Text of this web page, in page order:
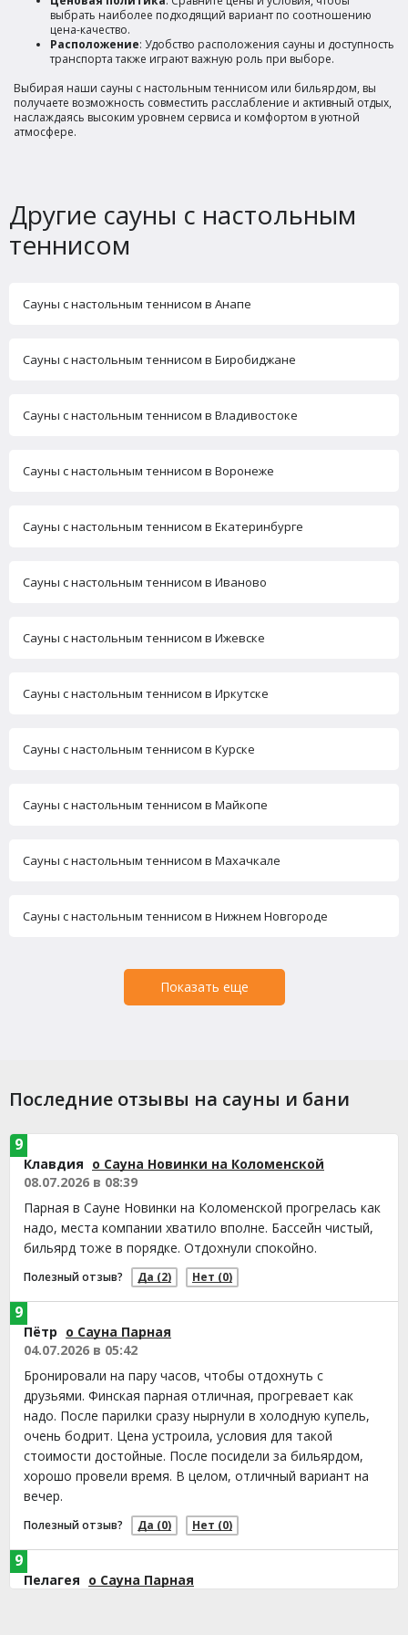
выбрать наиболее подходящий вариант по соотношению
цена-качество.
Расположение: Удобство расположения сауны и доступность
транспорта также играют важную роль при выборе.
Выбирая наши сауны с настольным теннисом или бильярдом, вы
получаете возможность совместить расслабление и активный отдых,
наслаждаясь высоким уровнем сервиса и комфортом в уютной
атмосфере.
Другие сауны с настольным
теннисом
Сауны с настольным теннисом в Анапе
Сауны с настольным теннисом в Биробиджане
Сауны с настольным теннисом в Владивостоке
Сауны с настольным теннисом в Воронеже
Сауны с настольным теннисом в Екатеринбурге
Сауны с настольным теннисом в Иваново
Сауны с настольным теннисом в Ижевске
Сауны с настольным теннисом в Иркутске
Сауны с настольным теннисом в Курске
Сауны с настольным теннисом в Майкопе
Сауны с настольным теннисом в Махачкале
Сауны с настольным теннисом в Нижнем Новгороде
Показать еще
Последние отзывы на сауны и бани
Клавдия о Сауна Новинки на Коломенской
08.07.2026 в 08:39
Парная в Сауне Новинки на Коломенской прогрелась как
надо, места компании хватило вполне. Бассейн чистый,
бильярд тоже в порядке. Отдохнули спокойно.
Полезный отзыв? Да (2) Нет (0)
9
Пётр о Сауна Парная
04.07.2026 в 05:42
Бронировали на пару часов, чтобы отдохнуть с
друзьями. Финская парная отличная, прогревает как
надо. После парилки сразу нырнули в холодную купель,
очень бодрит. Цена устроила, условия для такой
стоимости достойные. После посидели за бильярдом,
хорошо провели время. В целом, отличный вариант на
вечер.
Полезный отзыв? Да (0) Нет (0)
9
Пелагея о Сауна Парная
9